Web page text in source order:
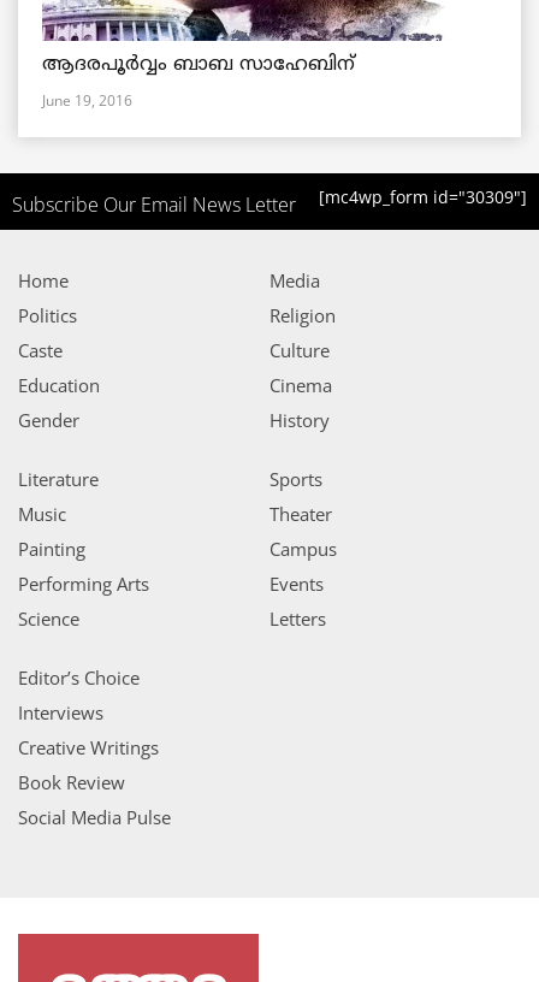
ആദരപൂര്‍വ്വം ബാബ സാഹേബിന്
June 19, 2016
Subscribe Our Email News Letter [mc4wp_form id="30309"]
Home
Politics
Caste
Education
Gender
Media
Religion
Culture
Cinema
History
Literature
Music
Painting
Performing Arts
Science
Sports
Theater
Campus
Events
Letters
Editor’s Choice
Interviews
Creative Writings
Book Review
Social Media Pulse